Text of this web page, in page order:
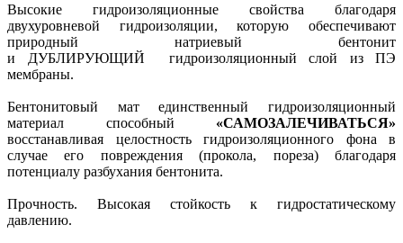
Высокие гидроизоляционные свойства благодаря
двухуровневой гидроизоляции, которую обеспечивают
природный натриевый бентонит
и ДУБЛИРУЮЩИЙ гидроизоляционный слой из ПЭ
мембраны.
Бентонитовый мат единственный гидроизоляционный
материал способный «САМОЗАЛЕЧИВАТЬСЯ»
восстанавливая целостность гидроизоляционного фона в
случае его повреждения (прокола, пореза) благодаря
потенциалу разбухания бентонита.
Прочность. Высокая стойкость к гидростатическому
давлению.